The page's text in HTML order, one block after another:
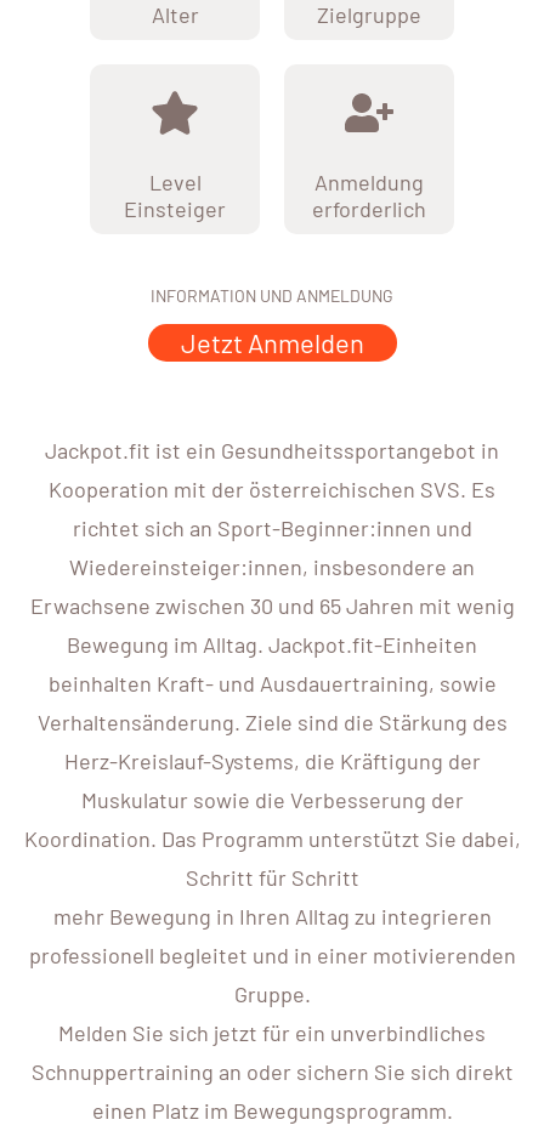
Alter Zielgruppe
Level
Einsteiger
Anmeldung
erforderlich
INFORMATION UND ANMELDUNG
Jetzt Anmelden
Jackpot.fit ist ein Gesundheitssportangebot in
Kooperation mit der österreichischen SVS. Es
richtet sich an Sport-Beginner:innen und
Wiedereinsteiger:innen, insbesondere an
Erwachsene zwischen 30 und 65 Jahren mit wenig
Bewegung im Alltag. Jackpot.fit-Einheiten
beinhalten Kraft- und Ausdauertraining, sowie
Verhaltensänderung. Ziele sind die Stärkung des
Herz-Kreislauf-Systems, die Kräftigung der
Muskulatur sowie die Verbesserung der
Koordination. Das Programm unterstützt Sie dabei,
Schritt für Schritt
mehr Bewegung in Ihren Alltag zu integrieren
professionell begleitet und in einer motivierenden
Gruppe.
Melden Sie sich jetzt für ein unverbindliches
Schnuppertraining an oder sichern Sie sich direkt
einen Platz im Bewegungsprogramm.